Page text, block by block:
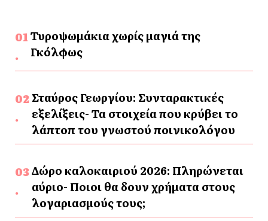
Τυροψωμάκια χωρίς μαγιά της
Γκόλφως
Σταύρος Γεωργίου: Συνταρακτικές
εξελίξεις- Τα στοιχεία που κρύβει το
λάπτοπ του γνωστού ποινικολόγου
Δώρο καλοκαιριού 2026: Πληρώνεται
αύριο- Ποιοι θα δουν χρήματα στους
λογαριασμούς τους;